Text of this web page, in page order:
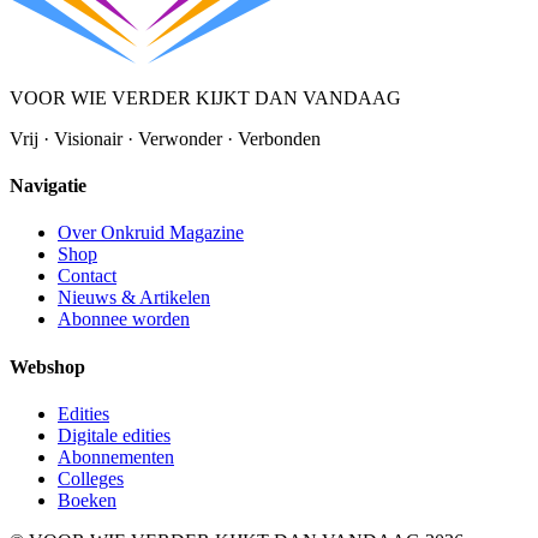
VOOR WIE VERDER KIJKT DAN VANDAAG
Vrij · Visionair · Verwonder · Verbonden
Navigatie
Over Onkruid Magazine
Shop
Contact
Nieuws & Artikelen
Abonnee worden
Webshop
Edities
Digitale edities
Abonnementen
Colleges
Boeken